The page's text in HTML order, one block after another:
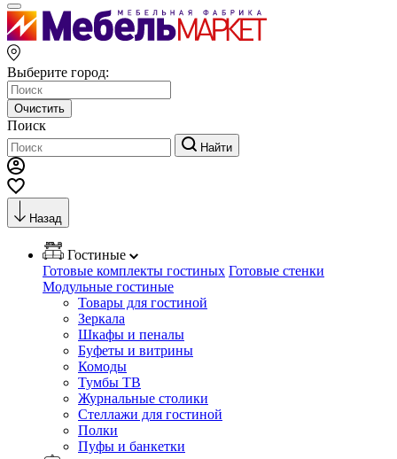
Выберите город:
Очистить
Поиск
Найти
Назад
Гостиные
Готовые комплекты гостиных Готовые стенки
Модульные гостиные
Товары для гостиной
Зеркала
Шкафы и пеналы
Буфеты и витрины
Комоды
Тумбы ТВ
Журнальные столики
Стеллажи для гостиной
Полки
Пуфы и банкетки